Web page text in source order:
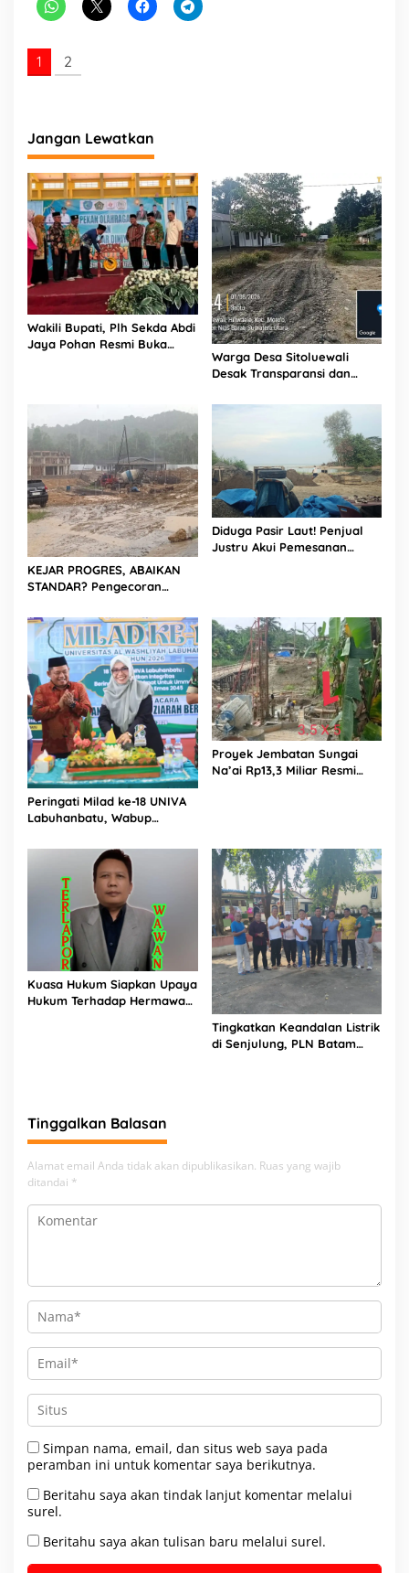
1 2
Jangan Lewatkan
Wakili Bupati, Plh Sekda Abdi
Jaya Pohan Resmi Buka
Warga Desa Sitoluewali
Desak Transparansi dan
Jalan, Diduga Minim
KEJAR PROGRES, ABAIKAN
STANDAR? Pengecoran
Rp87,34 Miliar Sukma Nias,
Konsultan, Pengawas dan
PPK Bungkam
Diduga Pasir Laut! Penjual
Justru Akui Pemesanan
Peringati Milad ke-18 UNIVA
Labuhanbatu, Wabup
Unggul Menuju Indonesia
Proyek Jembatan Sungai
Na’ai Rp13,3 Miliar Resmi
Kuasa Hukum Siapkan Upaya
Hukum Terhadap Hermawan
Tingkatkan Keandalan Listrik
di Senjulung, PLN Batam
Tinggalkan Balasan
Alamat email Anda tidak akan dipublikasikan. Ruas yang wajib
ditandai *
Simpan nama, email, dan situs web saya pada
peramban ini untuk komentar saya berikutnya.
Beritahu saya akan tindak lanjut komentar melalui
surel.
Beritahu saya akan tulisan baru melalui surel.